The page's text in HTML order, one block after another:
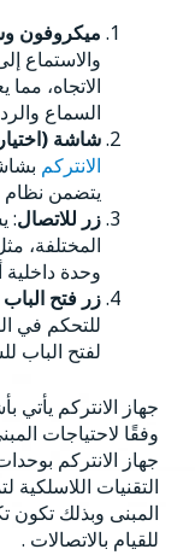
ميكروفون
والاستماع
الاتجاه،
السماع
شاشة
الانتركم
يتضمن نظام
زر للاتصال:
المختلفة،
وحدة
زر فتح
للتحكم في
لفتح الباب
جهاز الانتركم
وفقًا لاحتياجات
جهاز الانتركم
التقنيات
المبنى وبذلك تكون
للقيام بالاتصالات .